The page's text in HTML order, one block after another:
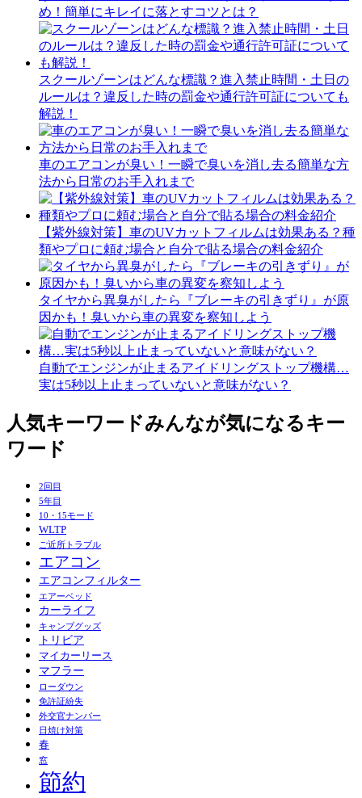
め！簡単にキレイに落とすコツとは？
スクールゾーンはどんな標識？進入禁止時間・土日の
ルールは？違反した時の罰金や通行許可証についても
解説！
車のエアコンが臭い！一瞬で臭いを消し去る簡単な方
法から日常のお手入れまで
【紫外線対策】車のUVカットフィルムは効果ある？種
類やプロに頼む場合と自分で貼る場合の料金紹介
タイヤから異臭がしたら『ブレーキの引きずり』が原
因かも！臭いから車の異変を察知しよう
自動でエンジンが止まるアイドリングストップ機構…
実は5秒以上止まっていないと意味がない？
人気キーワードみんなが気になるキー
ワード
2回目
5年目
10・15モード
WLTP
ご近所トラブル
エアコン
エアコンフィルター
エアーベッド
カーライフ
キャンプグッズ
トリビア
マイカーリース
マフラー
ローダウン
免許証紛失
外交官ナンバー
日焼け対策
春
窓
節約